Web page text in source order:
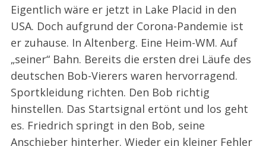
Eigentlich wäre er jetzt in Lake Placid in den
USA. Doch aufgrund der Corona-Pandemie ist
er zuhause. In Altenberg. Eine Heim-WM. Auf
„seiner“ Bahn. Bereits die ersten drei Läufe des
deutschen Bob-Vierers waren hervorragend.
Sportkleidung richten. Den Bob richtig
hinstellen. Das Startsignal ertönt und los geht
es. Friedrich springt in den Bob, seine
Anschieber hinterher. Wieder ein kleiner Fehler